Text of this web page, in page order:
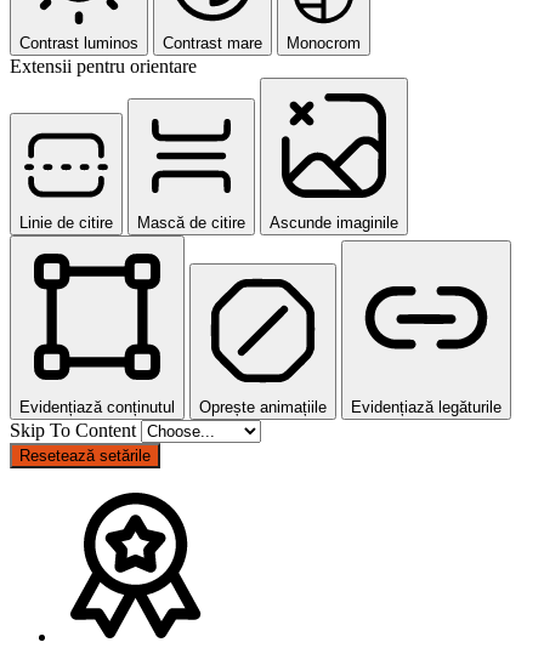
Contrast luminos Contrast mare Monocrom
Extensii pentru orientare
Linie de citire Mască de citire Ascunde imaginile
Evidențiază conținutul Oprește animațiile Evidențiază legăturile
Skip To Content
Resetează setările